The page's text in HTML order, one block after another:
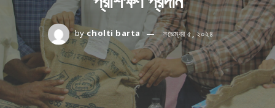
bycholti barta নভেম্বর ৫, ২০২৪